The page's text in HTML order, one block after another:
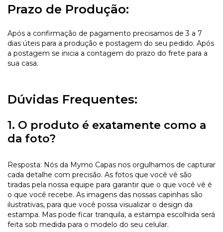
Prazo de Produção:
Após a confirmação de pagamento precisamos de 3 a 7
dias úteis para a produção e postagem do seu pedido. Após
a postagem se inicia a contagem do prazo do frete para a
sua casa.
Dúvidas Frequentes:
1. O produto é exatamente como a
da foto?
Resposta: Nós da Mymo Capas nos orgulhamos de capturar
cada detalhe com precisão. As fotos que você vê são
tiradas pela nossa equipe para garantir que o que você vê é
o que você recebe. As imagens das nossas capinhas são
ilustrativas, para que você possa visualizar o design da
estampa. Mas pode ficar tranquila, a estampa escolhida será
feita sob medida para o modelo do seu celular.